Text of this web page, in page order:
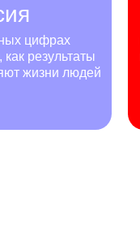
цифрах
результаты
жизни людей